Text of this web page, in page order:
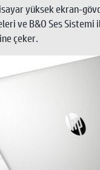
yüksek ekran-
ve B&O Ses Sistemi
çeker.